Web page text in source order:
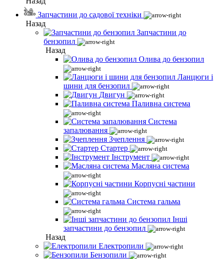
Запчастини до садової техніки
Назад
Запчастини до
бензопил
Назад
Олива до бензопил
Ланцюги і
шини для бензопил
Двигун
Паливна система
Система
запалювання
Зчеплення
Стартер
Інструмент
Масляна система
Корпусні частини
Система гальма
Інші
запчастини до бензопил
Назад
Електропили
Бензопили